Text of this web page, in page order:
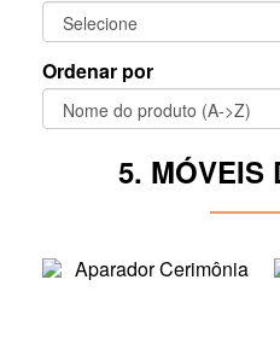
Ordenar por
5. MÓVEIS